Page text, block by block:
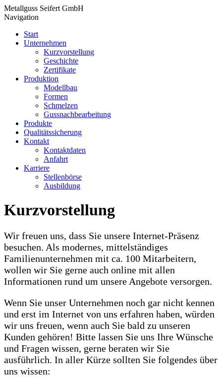
Metallguss Seifert GmbH
Navigation
Start
Unternehmen
Kurzvorstellung
Geschichte
Zertifikate
Produktion
Modellbau
Formen
Schmelzen
Gussnachbearbeitung
Produkte
Qualitätssicherung
Kontakt
Kontaktdaten
Anfahrt
Karriere
Stellenbörse
Ausbildung
Kurzvorstellung
Wir freuen uns, dass Sie unsere Internet-Präsenz
besuchen. Als modernes, mittelständiges
Familienunternehmen mit ca. 100 Mitarbeitern,
wollen wir Sie gerne auch online mit allen
Informationen rund um unsere Angebote versorgen.
Wenn Sie unser Unternehmen noch gar nicht kennen
und erst im Internet von uns erfahren haben, würden
wir uns freuen, wenn auch Sie bald zu unseren
Kunden gehören! Bitte lassen Sie uns Ihre Wünsche
und Fragen wissen, gerne beraten wir Sie
ausführlich. In aller Kürze sollten Sie folgendes über
uns wissen: